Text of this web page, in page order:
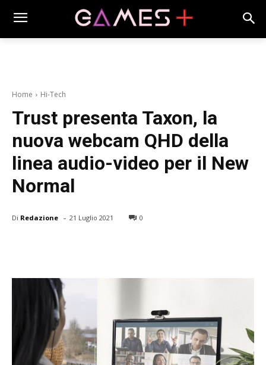
Home Hi-Tech
Trust presenta Taxon, la
nuova webcam QHD della
linea audio-video per il New
Normal
Di Redazione - 21 Luglio 2021 0